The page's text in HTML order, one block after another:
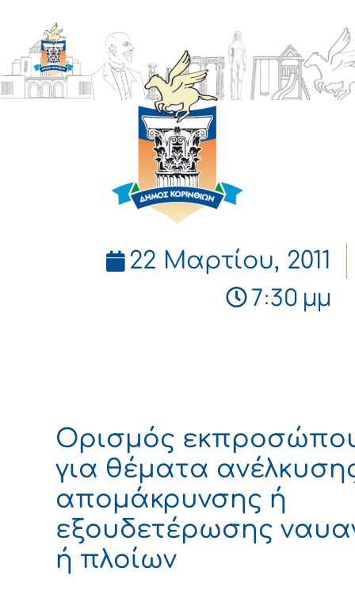
ΔΗΜΟΣ
ΚΟΡΙΝΘΙΩΝ
22 Μαρτίου, 2011
7:30 μμ
Ορισμός
για θέματα
απομάκρυνσης ή
εξουδετέρωσης
ή πλοίων